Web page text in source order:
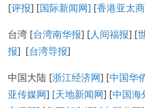
[评报] [国际新闻网] [香港亚太
台湾 [台湾南华报] [人间福报] [
报] [台湾导报]
中国大陆 [浙江经济网] [中国华
亚传媒网] [天地新闻网] [中国海